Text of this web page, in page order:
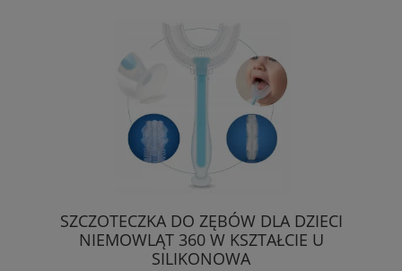
SZCZOTECZKA DO ZĘBÓW DLA DZIECI
NIEMOWLĄT 360 W KSZTAŁCIE U
SILIKONOWA